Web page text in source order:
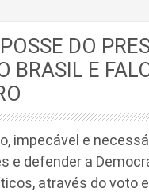
DO
BRASIL E
impecável e
e defender a
através do voto